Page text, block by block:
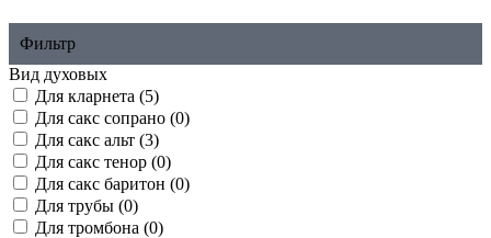
Фильтр
Вид духовых
Для кларнета (5)
Для сакс сопрано (0)
Для сакс альт (3)
Для сакс тенор (0)
Для сакс баритон (0)
Для трубы (0)
Для тромбона (0)